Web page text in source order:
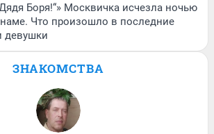
Боря!“» Москвичка исчезла ночью
Что произошло в последние
девушки
ЗНАКОМСТВА